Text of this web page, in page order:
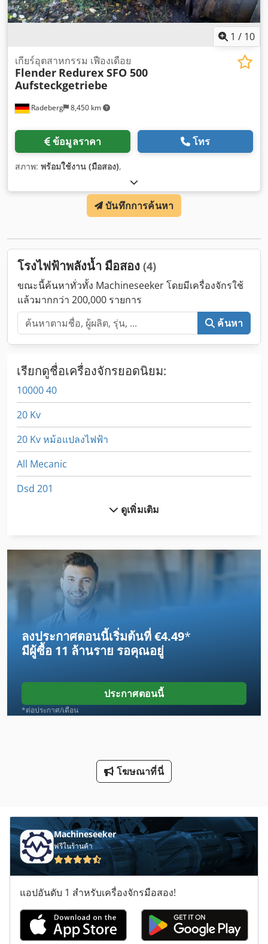
1 / 10
Radeberg 8,450 km
เกียร์อุตสาหกรรม เฟืองเดือย
Flender Redurex SFO 500
Aufsteckgetriebe
ข้อมูลราคา โทร
สภาพ: พร้อมใช้งาน (มือสอง),
บันทึกการค้นหา
โรงไฟฟ้าพลังน้ำ มือสอง (4)
ขณะนี้ค้นหาทั่วทั้ง Machineseeker โดยมีเครื่องจักรใช้
แล้วมากกว่า 200,000 รายการ
ค้นหา
เรียกดูชื่อเครื่องจักรยอดนิยม:
10000 40
20 Kv
20 Kv หม้อแปลงไฟฟ้า
All Mecanic
Dsd 201
Gx 11 Ff
Lcf 1
Leinen Ww 83
Lm Guide
Mvh 5 1 4 B
ภาชนะขนส่ง
รถยกไฟฟ้า
หม้อแปลงไฟฟ้า 250 Kva
ดูเพิ่มเติม
ลงประกาศตอนนี้เริ่มต้นที่ €4.49*
มีผู้ซื้อ 11 ล้านราย รอคุณอยู่
ประกาศตอนนี้
*ต่อประกาศ/เดือน
โฆษณาที่นี่
Machineseeker
ฟรีในร้านค้า
แอปอันดับ 1 สำหรับเครื่องจักรมือสอง!